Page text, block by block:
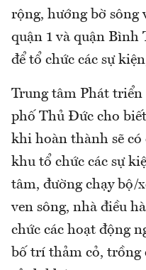
rộng, hướng bờ sông
quận 1 và quận
để tổ chức các sự
Trung tâm Phát
phố Thủ Đức cho
khi hoàn thành sẽ
khu tổ chức các sự
tâm, đường chạy bộ/
ven sông, nhà điều
chức các hoạt động
bố trí thảm cỏ, trồng